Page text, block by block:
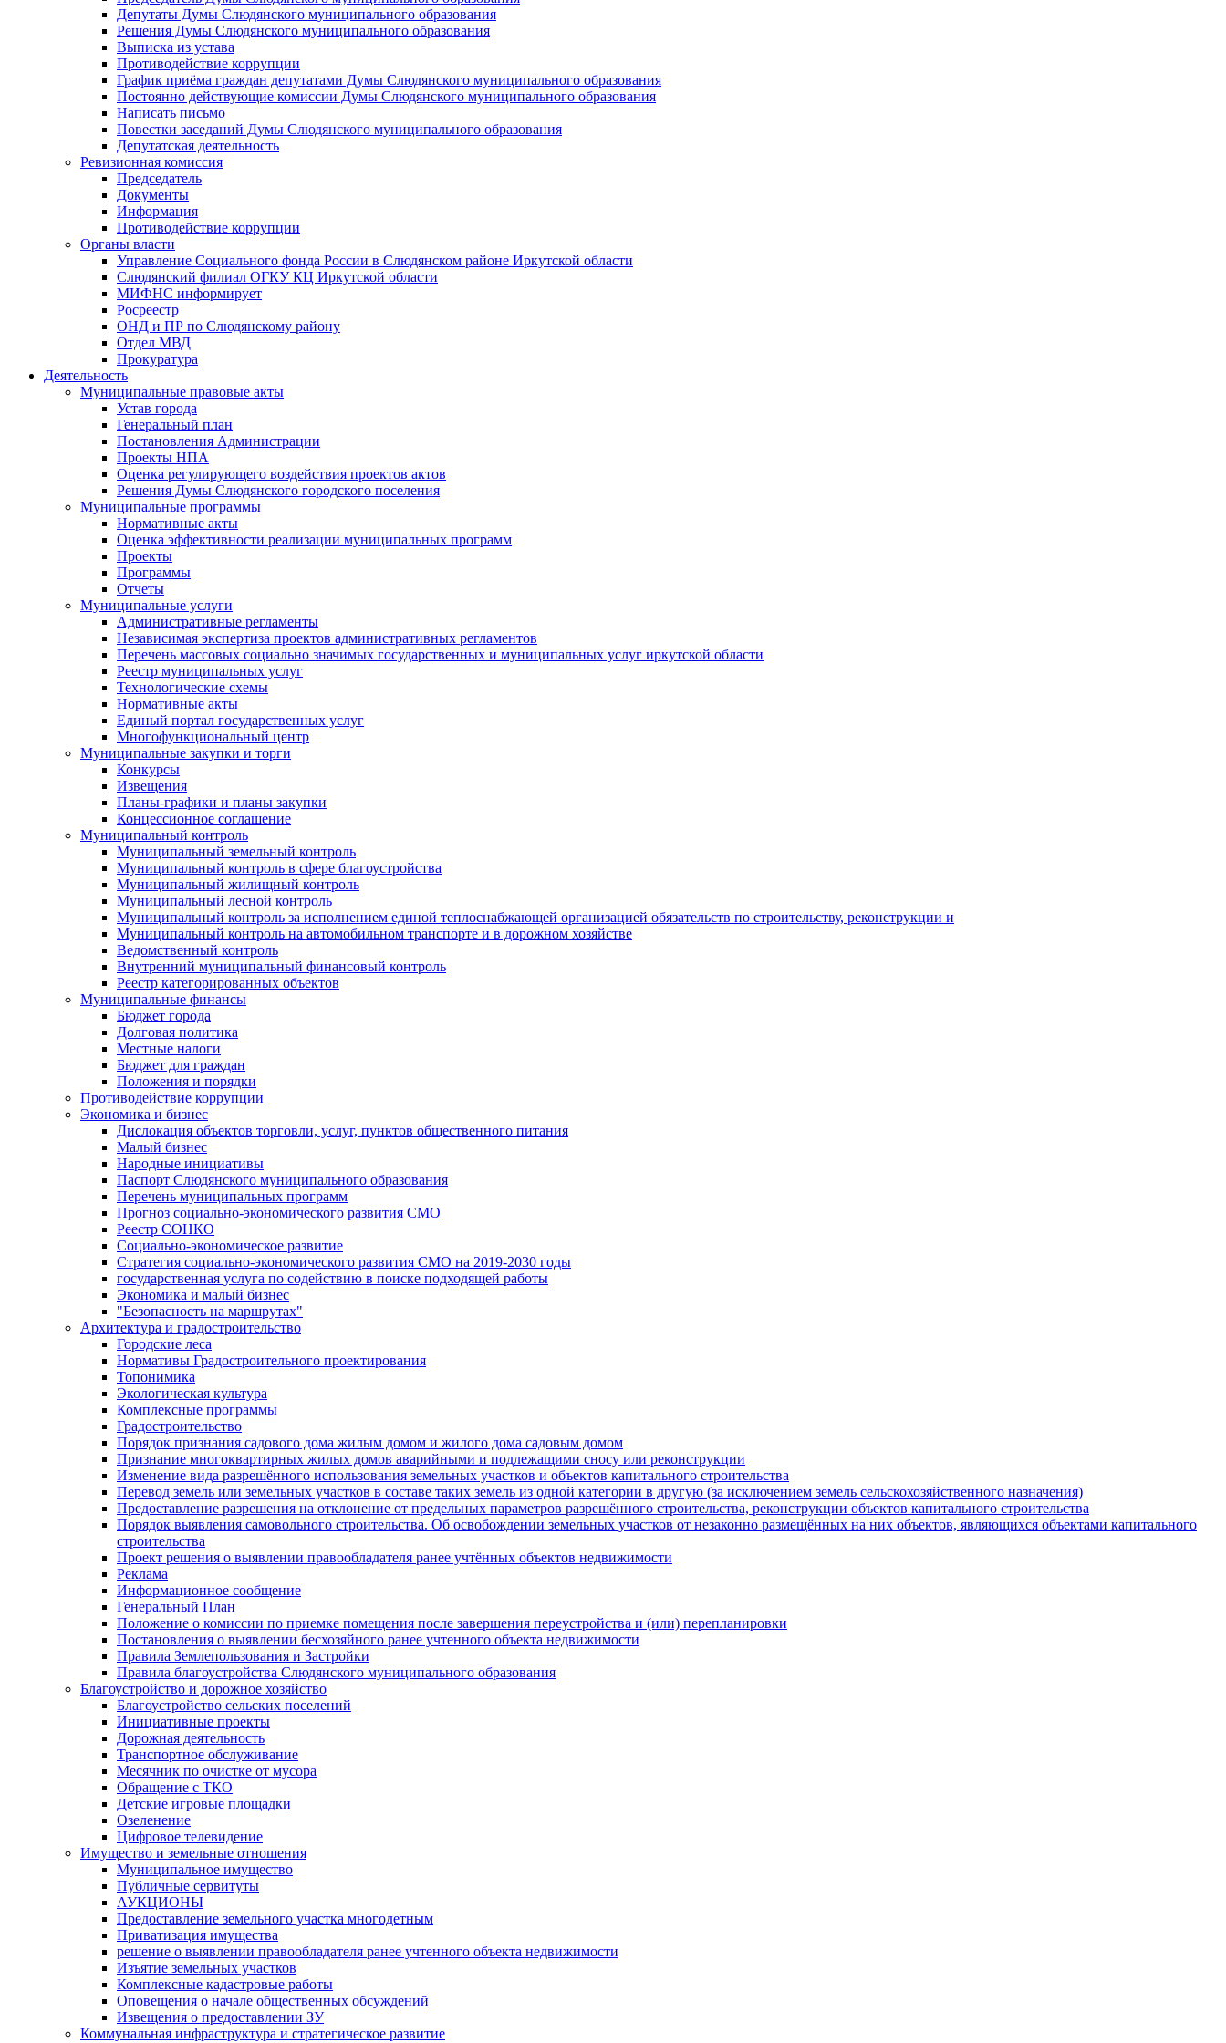
Депутаты Думы Слюдянского муниципального образования
Решения Думы Слюдянского муниципального образования
Выписка из устава
Противодействие коррупции
График приёма граждан депутатами Думы Слюдянского муниципального образования
Постоянно действующие комиссии Думы Слюдянского муниципального образования
Написать письмо
Повестки заседаний Думы Слюдянского муниципального образования
Депутатская деятельность
Ревизионная комиссия
Председатель
Документы
Информация
Противодействие коррупции
Органы власти
Управление Социального фонда России в Слюдянском районе Иркутской области
Слюдянский филиал ОГКУ КЦ Иркутской области
МИФНС информирует
Росреестр
ОНД и ПР по Слюдянскому району
Отдел МВД
Прокуратура
Деятельность
Муниципальные правовые акты
Устав города
Генеральный план
Постановления Администрации
Проекты НПА
Оценка регулирующего воздействия проектов актов
Решения Думы Слюдянского городского поселения
Муниципальные программы
Нормативные акты
Оценка эффективности реализации муниципальных программ
Проекты
Программы
Отчеты
Муниципальные услуги
Административные регламенты
Независимая экспертиза проектов административных регламентов
Перечень массовых социально значимых государственных и муниципальных услуг иркутской области
Реестр муниципальных услуг
Технологические схемы
Нормативные акты
Единый портал государственных услуг
Многофункциональный центр
Муниципальные закупки и торги
Конкурсы
Извещения
Планы-графики и планы закупки
Концессионное соглашение
Муниципальный контроль
Муниципальный земельный контроль
Муниципальный контроль в сфере благоустройства
Муниципальный жилищный контроль
Муниципальный лесной контроль
Муниципальный контроль за исполнением единой теплоснабжающей организацией обязательств по строительству, реконструкции и
Муниципальный контроль на автомобильном транспорте и в дорожном хозяйстве
Ведомственный контроль
Внутренний муниципальный финансовый контроль
Реестр категорированных объектов
Муниципальные финансы
Бюджет города
Долговая политика
Местные налоги
Бюджет для граждан
Положения и порядки
Противодействие коррупции
Экономика и бизнес
Дислокация объектов торговли, услуг, пунктов общественного питания
Малый бизнес
Народные инициативы
Паспорт Слюдянского муниципального образования
Перечень муниципальных программ
Прогноз социально-экономического развития СМО
Реестр СОНКО
Социально-экономическое развитие
Стратегия социально-экономического развития СМО на 2019-2030 годы
государственная услуга по содействию в поиске подходящей работы
Экономика и малый бизнес
"Безопасность на маршрутах"
Архитектура и градостроительство
Городские леса
Нормативы Градостроительного проектирования
Топонимика
Экологическая культура
Комплексные программы
Градостроительство
Порядок признания садового дома жилым домом и жилого дома садовым домом
Признание многоквартирных жилых домов аварийными и подлежащими сносу или реконструкции
Изменение вида разрешённого использования земельных участков и объектов капитального строительства
Перевод земель или земельных участков в составе таких земель из одной категории в другую (за исключением земель сельскохозяйственного назначения)
Предоставление разрешения на отклонение от предельных параметров разрешённого строительства, реконструкции объектов капитального строительства
Порядок выявления самовольного строительства. Об освобождении земельных участков от незаконно размещённых на них объектов, являющихся объектами капитального
строительства
Проект решения о выявлении правообладателя ранее учтённых объектов недвижимости
Реклама
Информационное сообщение
Генеральный План
Положение о комиссии по приемке помещения после завершения переустройства и (или) перепланировки
Постановления о выявлении бесхозяйного ранее учтенного объекта недвижимости
Правила Землепользования и Застройки
Правила благоустройства Слюдянского муниципального образования
Благоустройство и дорожное хозяйство
Благоустройство сельских поселений
Инициативные проекты
Дорожная деятельность
Транспортное обслуживание
Месячник по очистке от мусора
Обращение с ТКО
Детские игровые площадки
Озеленение
Цифровое телевидение
Имущество и земельные отношения
Муниципальное имущество
Публичные сервитуты
АУКЦИОНЫ
Предоставление земельного участка многодетным
Приватизация имущества
решение о выявлении правообладателя ранее учтенного объекта недвижимости
Изъятие земельных участков
Комплексные кадастровые работы
Оповещения о начале общественных обсуждений
Извещения о предоставлении ЗУ
Коммунальная инфраструктура и стратегическое развитие